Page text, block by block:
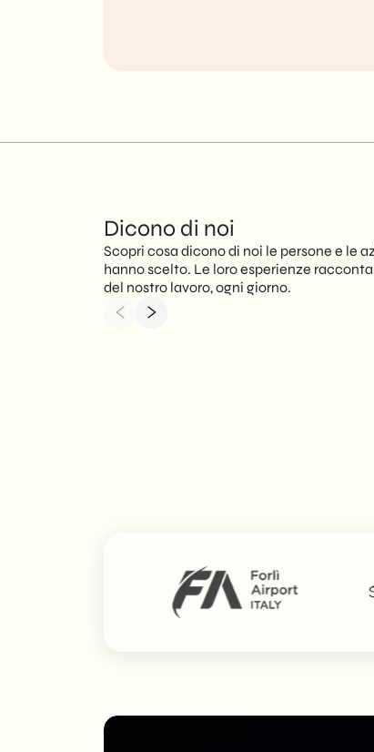
Dicono di noi
Scopri cosa dicono di noi le persone e le
hanno scelto. Le loro esperienze
del nostro lavoro, ogni giorno.